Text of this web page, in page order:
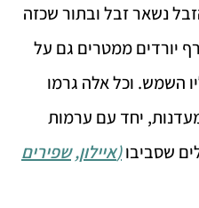
נשאר זבל ובתור שכזה
יורדים ממטרים גם על
השמש. וכל אלה גרמו
מעדנות, יחד עם ערמות
שסביבו(איילון,שפירים